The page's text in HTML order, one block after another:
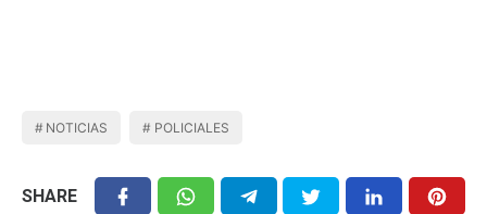
NOTICIAS POLICIALES
SHARE